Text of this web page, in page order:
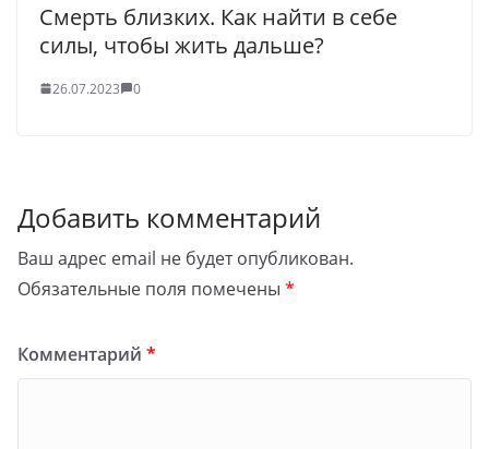
Смерть близких. Как найти в себе
силы, чтобы жить дальше?
26.07.2023 0
Добавить комментарий
Ваш адрес email не будет опубликован.
Обязательные поля помечены *
Комментарий *